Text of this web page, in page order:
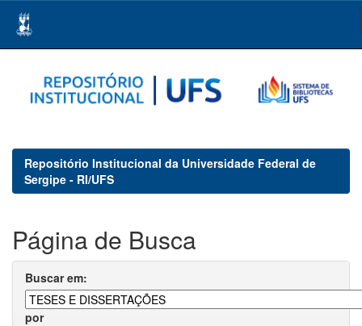
navigation
Repositório Institucional da Universidade Federal de
Sergipe - RI/UFS
Página de Busca
Buscar em:
por